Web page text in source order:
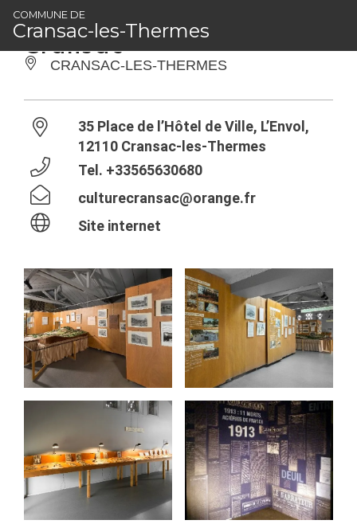
Panneau de gestion des cookies
COMMUNE DE
Cransac-les-Thermes
Musée Les Mémoires de
Cransac
CRANSAC-LES-THERMES
35 Place de l’Hôtel de Ville, L’Envol,
12110 Cransac-les-Thermes
Tel. +33565630680
culturecransac@orange.fr
Site internet